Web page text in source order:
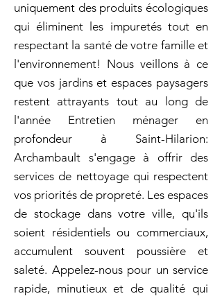
uniquement des produits écologiques
qui éliminent les impuretés tout en
respectant la santé de votre famille et
l'environnement! Nous veillons à ce
que vos jardins et espaces paysagers
restent attrayants tout au long de
l'année Entretien ménager en
profondeur à Saint-Hilarion:
Archambault s'engage à offrir des
services de nettoyage qui respectent
vos priorités de propreté. Les espaces
de stockage dans votre ville, qu'ils
soient résidentiels ou commerciaux,
accumulent souvent poussière et
saleté. Appelez-nous pour un service
rapide, minutieux et de qualité qui